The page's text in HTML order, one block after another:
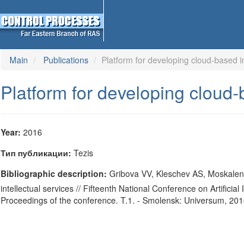
Main Publications Platform for developing cloud-based
Platform for developing
Year: 2016
Тип публикации: Tezis
Bibliographic description: Gribova VV, Kleschev AS,
intellectual services // Fifteenth National Conference on
Proceedings of the conference. T.1. - Smolensk: Universum,